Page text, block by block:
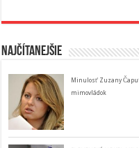
Najčítanejšie
Minulosť Zuzany
mimovládok